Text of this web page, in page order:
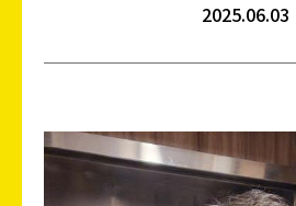
2025.06.03